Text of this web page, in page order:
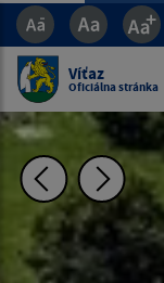
Víťaz
Oficiálna stránka